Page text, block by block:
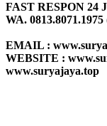
FAST RESPON 24
WA.
EMAIL :
WEBSITE :
www.suryajaya.top